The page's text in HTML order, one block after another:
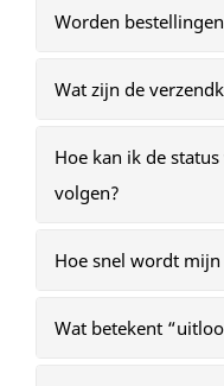
Worden
Wat zijn de
Hoe kan ik de
volgen?
Hoe snel wordt
Wat betekent